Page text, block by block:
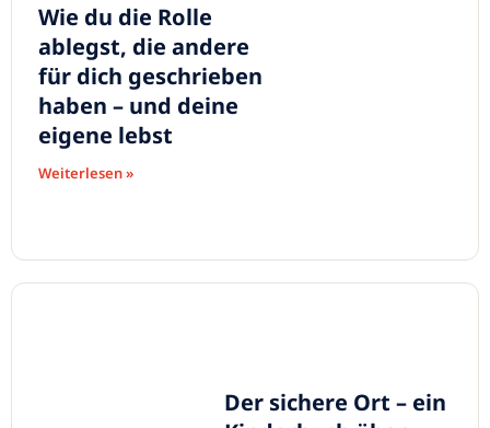
Wie du die Rolle
ablegst, die andere
für dich geschrieben
haben – und deine
eigene lebst
Weiterlesen »
Der sichere Ort – ein